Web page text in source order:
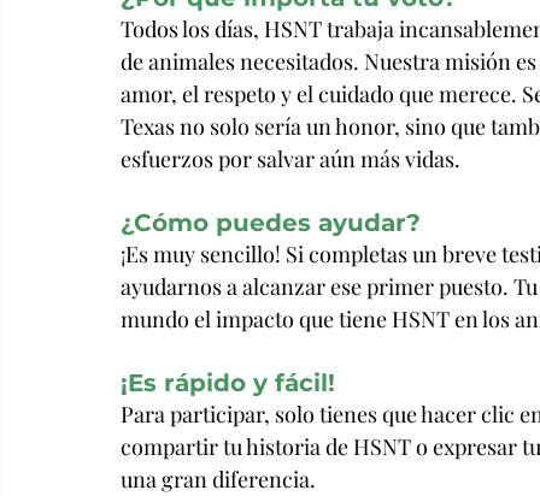
Todos los días, HSNT trabaja
de animales necesitados. Nuestra misión
amor, el respeto y el cuidado que merece.
Texas no solo sería un honor, sino que
esfuerzos por salvar aún más vidas.
¿Cómo puedes ayudar?
¡Es muy sencillo! Si completas un breve
ayudarnos a alcanzar ese primer puesto.
mundo el impacto que tiene HSNT en los
¡Es rápido y fácil!
Para participar, solo tienes que hacer clic
compartir tu historia de HSNT o expresar
una gran diferencia.